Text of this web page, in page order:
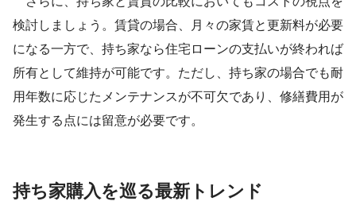
検討しましょう。賃貸の場合、月々の家賃と更新料が必要
になる一方で、持ち家なら住宅ローンの支払いが終われば
所有として維持が可能です。ただし、持ち家の場合でも耐
用年数に応じたメンテナンスが不可欠であり、修繕費用が
発生する点には留意が必要です。
持ち家購入を巡る最新トレンド